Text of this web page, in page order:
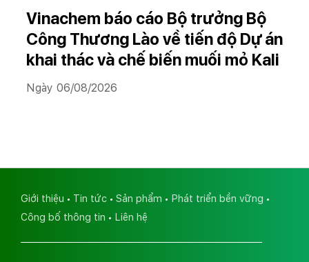
Vinachem báo cáo Bộ trưởng Bộ
Công Thương Lào về tiến độ Dự án
khai thác và chế biến muối mỏ Kali
Ngày 06/08/2026
Giới thiệu Tin tức Sản phẩm
Phát triển bền vững
Công bố thông tin
Liên hệ